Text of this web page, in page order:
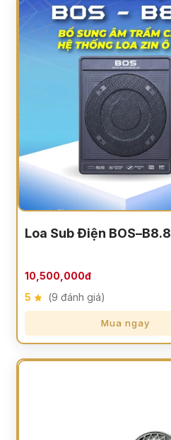
Loa Sub Điện BOS–B8.8
10,500,000đ
5
(9 đánh giá)
Mua ngay